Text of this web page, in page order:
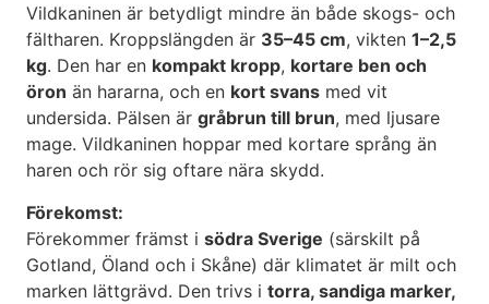
Vildkaninen är betydligt mindre än både skogs- och
fältharen. Kroppslängden är 35–45 cm, vikten 1–2,5
kg. Den har en kompakt kropp, kortare ben och
öron än hararna, och en kort svans med vit
undersida. Pälsen är gråbrun till brun, med ljusare
mage. Vildkaninen hoppar med kortare språng än
haren och rör sig oftare nära skydd.
Förekomst:
Förekommer främst i södra Sverige (särskilt på
Gotland, Öland och i Skåne) där klimatet är milt och
marken lättgrävd. Den trivs i torra, sandiga marker,